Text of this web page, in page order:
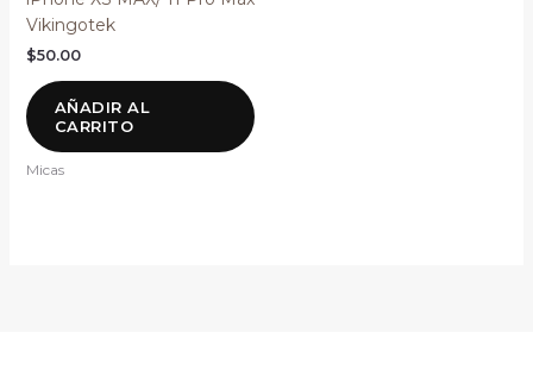
Vikingotek
$50.00
AÑADIR AL
CARRITO
Micas